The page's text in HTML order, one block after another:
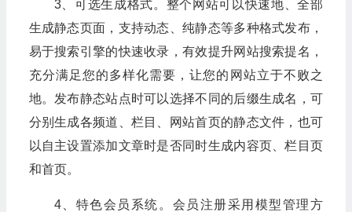
3、可选生成格式。整个网站可以快速地、全部
生成静态页面，支持动态、纯静态等多种格式发布，
易于搜索引擎的快速收录，有效提升网站搜索提名，
充分满足您的多样化需要，让您的网站立于不败之
地。发布静态站点时可以选择不同的后缀生成名，可
分别生成各频道、栏目、网站首页的静态文件，也可
以自主设置添加文章时是否同时生成内容页、栏目页
和首页。
4、特色会员系统。会员注册采用模型管理方